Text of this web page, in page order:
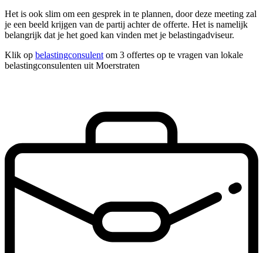
Het is ook slim om een gesprek in te plannen, door deze meeting zal
je een beeld krijgen van de partij achter de offerte. Het is namelijk
belangrijk dat je het goed kan vinden met je belastingadviseur.
Klik op belastingconsulent om 3 offertes op te vragen van lokale
belastingconsulenten uit Moerstraten